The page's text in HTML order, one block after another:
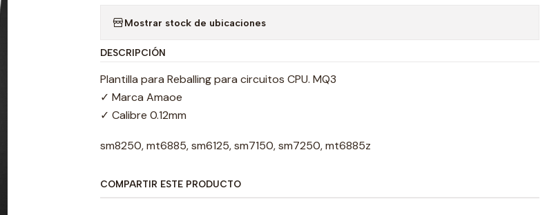
Mostrar stock de ubicaciones
DESCRIPCIÓN
Plantilla para Reballing para circuitos CPU. MQ3
✓ Marca Amaoe
✓ Calibre 0.12mm
sm8250, mt6885, sm6125, sm7150, sm7250, mt6885z
COMPARTIR ESTE PRODUCTO